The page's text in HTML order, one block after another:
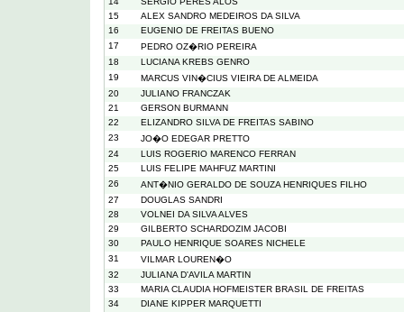
15
ALEX SANDRO MEDEIROS DA SILVA
16
EUGENIO DE FREITAS BUENO
17
PEDRO OZ�RIO PEREIRA
18
LUCIANA KREBS GENRO
19
MARCUS VIN�CIUS VIEIRA DE ALMEIDA
20
JULIANO FRANCZAK
21
GERSON BURMANN
22
ELIZANDRO SILVA DE FREITAS SABINO
23
JO�O EDEGAR PRETTO
24
LUIS ROGERIO MARENCO FERRAN
25
LUIS FELIPE MAHFUZ MARTINI
26
ANT�NIO GERALDO DE SOUZA HENRIQUES FILHO
27
DOUGLAS SANDRI
28
VOLNEI DA SILVA ALVES
29
GILBERTO SCHARDOZIM JACOBI
30
PAULO HENRIQUE SOARES NICHELE
31
VILMAR LOUREN�O
32
JULIANA D'AVILA MARTIN
33
MARIA CLAUDIA HOFMEISTER BRASIL DE FREITAS
34
DIANE KIPPER MARQUETTI